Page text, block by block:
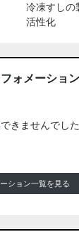
冷凍すしの
活性化
ォメーション
きませんでした
ション一覧を見る